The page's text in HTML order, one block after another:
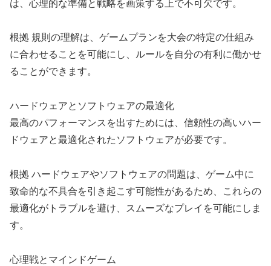
は、心理的な準備と戦略を画策する上で不可欠です。
根拠 規則の理解は、ゲームプランを大会の特定の仕組み
に合わせることを可能にし、ルールを自分の有利に働かせ
ることができます。
ハードウェアとソフトウェアの最適化
最高のパフォーマンスを出すためには、信頼性の高いハー
ドウェアと最適化されたソフトウェアが必要です。
根拠 ハードウェアやソフトウェアの問題は、ゲーム中に
致命的な不具合を引き起こす可能性があるため、これらの
最適化がトラブルを避け、スムーズなプレイを可能にしま
す。
心理戦とマインドゲーム